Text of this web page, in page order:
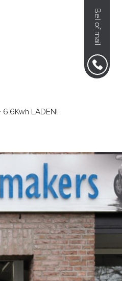
Bel of mail
6.6Kwh LADEN!